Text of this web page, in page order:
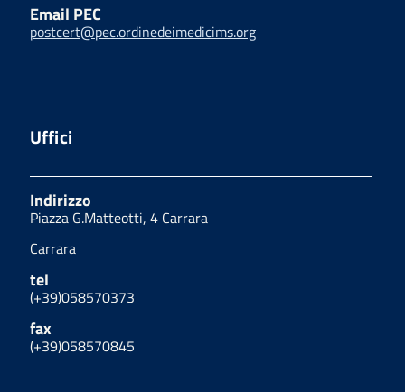
Email PEC
postcert@pec.ordinedeimedicims.org
Uffici
Indirizzo
Piazza G.Matteotti, 4 Carrara
Carrara
tel
(+39)058570373
fax
(+39)058570845